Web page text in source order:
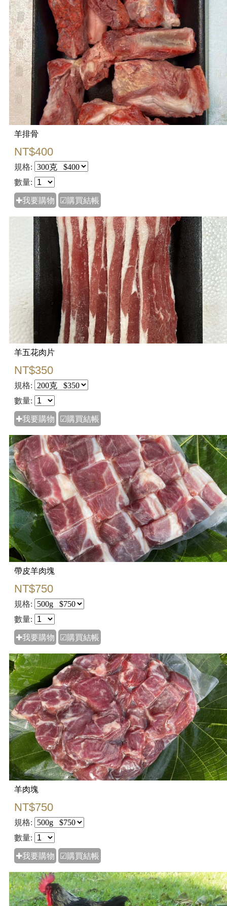
羊排骨
NT$400
規格:
數量:
✚我要購物 ☑購買結帳
羊五花肉片
NT$350
規格:
數量:
✚我要購物 ☑購買結帳
帶皮羊肉塊
NT$750
規格:
數量:
✚我要購物 ☑購買結帳
羊肉塊
NT$750
規格:
數量:
✚我要購物 ☑購買結帳